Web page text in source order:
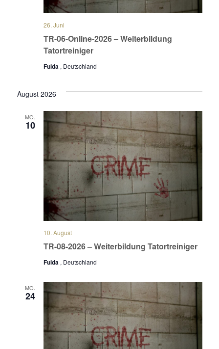
TR-06-Online-2026 – Weiterbildung
Tatortreiniger
26. Juni
Fulda , Deutschland
August 2026
MO.
10
TR-08-2026 – Weiterbildung Tatortreiniger
10. August
Fulda , Deutschland
MO.
24